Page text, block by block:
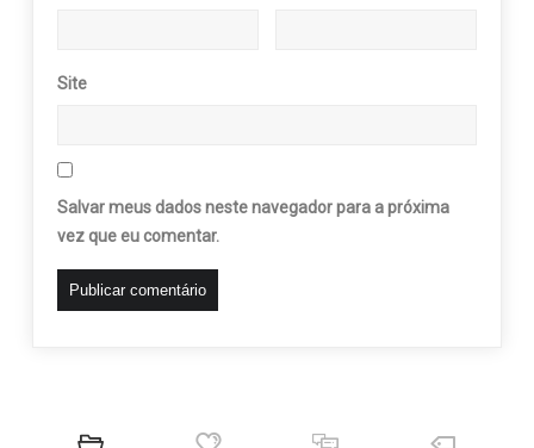
Site
Salvar meus dados neste navegador para a próxima
vez que eu comentar.